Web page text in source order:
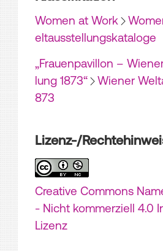
Women at Work
eltausstellungskataloge
„Frauenpavillon –
lung 1873“
Wiener
873
Lizenz-/
Creative Commons
- Nicht kommerziell 4.0
Lizenz